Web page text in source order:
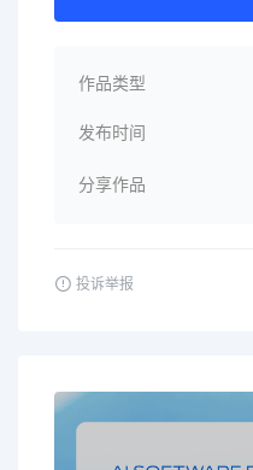
作品类型
发布时间
分享作品
投诉举报